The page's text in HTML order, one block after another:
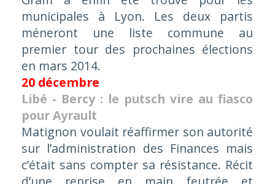
municipales à Lyon. Les deux partis
méneront une liste commune au
premier tour des prochaines élections
en mars 2014.
20 décembre
Libé - Bercy : le putsch vire au fiasco
pour Ayrault
Matignon voulait réaffirmer son autorité
sur l’administration des Finances mais
c’était sans compter sa résistance. Récit